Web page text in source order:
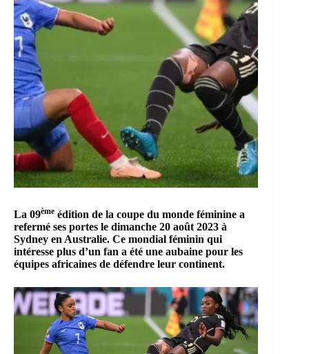
La 09ème édition de la coupe du monde féminine a
refermé ses portes le dimanche 20 août 2023 à
Sydney en Australie. Ce mondial féminin qui
intéresse plus d’un fan a été une aubaine pour les
équipes africaines de défendre leur continent.